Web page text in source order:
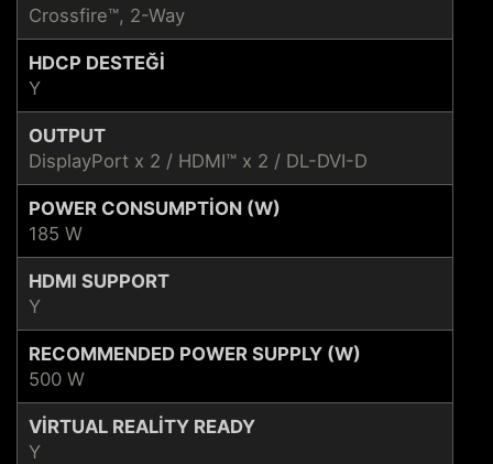
Crossfire™, 2-Way
HDCP DESTEĞI
Y
OUTPUT
DisplayPort x 2 / HDMI™ x 2 / DL-DVI-D
POWER CONSUMPTION (W)
185 W
HDMI SUPPORT
Y
RECOMMENDED POWER SUPPLY (W)
500 W
VIRTUAL REALITY READY
Y